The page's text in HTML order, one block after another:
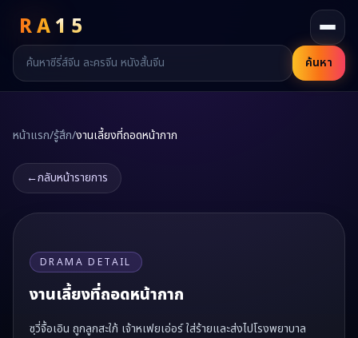
RA15
ค้นหา
หน้าแรก/รู้สึก/งานเลี้ยงที่ถอดหน้ากาก
←กลับหน้ารายการ
DRAMA DETAIL
งานเลี้ยงที่ถอดหน้ากาก
ซฺวี่จื้อเอิน ถูกลูกสะใภ้ เจ้าหเฟยเอ่อร์ ใส่ร้ายและส่งไปโรงพยาบาล